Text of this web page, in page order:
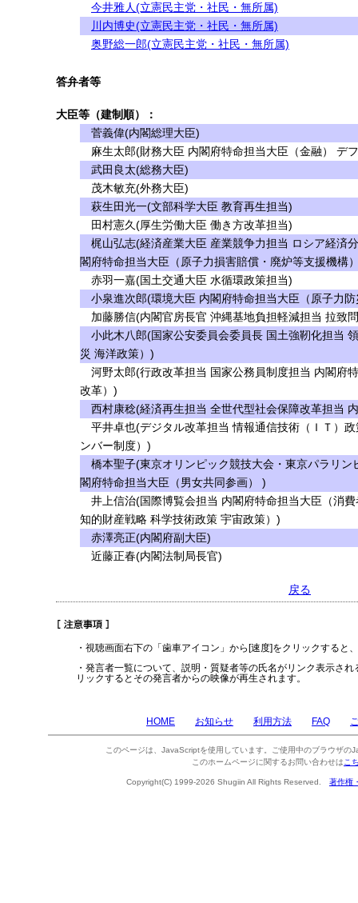
今井雅人(立憲民主党・社民・無所属)
川内博史(立憲民主党・社民・無所属)
奥野総一郎(立憲民主党・社民・無所属)
答弁者等
大臣等（建制順）：
菅義偉(内閣総理大臣)
麻生太郎(財務大臣 内閣府特命担当大臣（金融） デ
武田良太(総務大臣)
茂木敏充(外務大臣)
萩生田光一(文部科学大臣 教育再生担当)
田村憲久(厚生労働大臣 働き方改革担当)
梶山弘志(経済産業大臣 産業競争力担当 ロシア経済
閣府特命担当大臣（原子力損害賠償・廃炉等支援機構
赤羽一嘉(国土交通大臣 水循環政策担当)
小泉進次郎(環境大臣 内閣府特命担当大臣（原子力防
加藤勝信(内閣官房長官 沖縄基地負担軽減担当 拉致
小此木八郎(国家公安委員会委員長 国土強靭化担当
災 海洋政策）)
河野太郎(行政改革担当 国家公務員制度担当 内閣府
改革）)
西村康稔(経済再生担当 全世代型社会保障改革担当
平井卓也(デジタル改革担当 情報通信技術（ＩＴ）
ンバー制度）)
橋本聖子(東京オリンピック競技大会・東京パラリン
閣府特命担当大臣（男女共同参画） )
井上信治(国際博覧会担当 内閣府特命担当大臣（消
知的財産戦略 科学技術政策 宇宙政策）)
赤澤亮正(内閣府副大臣)
近藤正春(内閣法制局長官)
戻る
・視聴画面右下の「歯車アイコン」から[速度]をクリックすると
・発言者一覧について、説明・質疑者等の氏名がリンク表示さ
リックするとその発言者からの映像が再生されます。
HOME お知らせ 利用方法 FAQ
このページは、JavaScriptを使用しています。ご使用中のブラウザの
このホームページに関するお問い合わせは こ
Copyright(C) 1999-2026 Shugiin All Rights Reserved. 著作権